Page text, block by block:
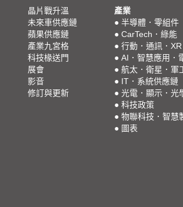
晶片戰升溫
未來車供應鏈
蘋果供應鏈
產業九宮格
科技椽送門
展會
影音
修訂與更新
產業
● 半導體．零組件
● CarTech．綠能
● 行動．通訊．XR
● AI．智慧應用．
● 航太．衛星．軍
● IT．系統供應鏈
● 光電．顯示．光
● 科技政策
● 物聯科技．智慧
● 圖表